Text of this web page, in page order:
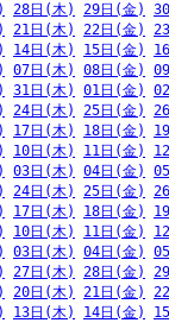
28日(木) 29日(金)
21日(木) 22日(金)
14日(木) 15日(金)
07日(木) 08日(金)
31日(木) 01日(金)
24日(木) 25日(金)
17日(木) 18日(金)
10日(木) 11日(金)
03日(木) 04日(金)
24日(木) 25日(金)
17日(木) 18日(金)
10日(木) 11日(金)
03日(木) 04日(金)
27日(木) 28日(金)
20日(木) 21日(金)
13日(木) 14日(金)